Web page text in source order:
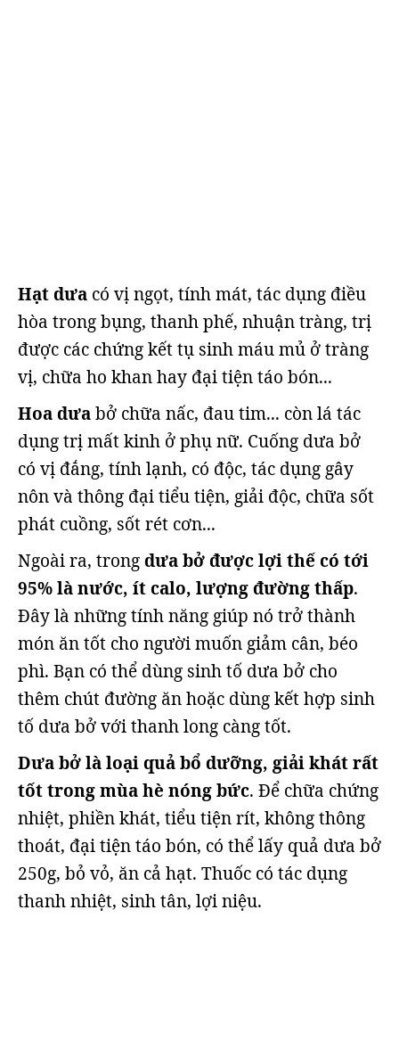
Hạt dưa có vị ngọt, tính mát, tác dụng điều
hòa trong bụng, thanh phế, nhuận tràng, trị
được các chứng kết tụ sinh máu mủ ở tràng
vị, chữa ho khan hay đại tiện táo bón...
Hoa dưabở chữa nấc, đau tim... còn lá tác
dụng trị mất kinh ở phụ nữ. Cuống dưa bở
có vị đắng, tính lạnh, có độc, tác dụng gây
nôn và thông đại tiểu tiện, giải độc, chữa sốt
phát cuồng, sốt rét cơn...
Ngoài ra, trongdưa bở được lợi thế có tới
95% là nước, ít calo, lượng đường thấp.
Đây là những tính năng giúp nó trở thành
món ăn tốt cho người muốn giảm cân, béo
phì. Bạn có thể dùng sinh tố dưa bở cho
thêm chút đường ăn hoặc dùng kết hợp sinh
tố dưa bở với thanh long càng tốt.
Dưa bở là loại quả bổ dưỡng, giải khát rất
tốt trong mùa hè nóng bức. Để chữa chứng
nhiệt, phiền khát, tiểu tiện rít, không thông
thoát, đại tiện táo bón, có thể lấy quả dưa bở
250g, bỏ vỏ, ăn cả hạt. Thuốc có tác dụng
thanh nhiệt, sinh tân, lợi niệu.